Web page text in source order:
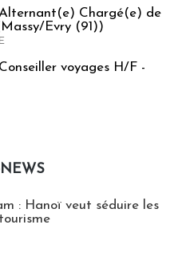
Chargé(e) de
Evry (91))
voyages H/F -
: Hanoï veut séduire les